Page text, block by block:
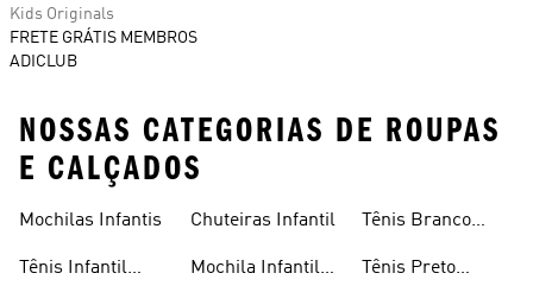
Kids Originals
FRETE GRÁTIS MEMBROS
ADICLUB
NOSSAS CATEGORIAS DE ROUPAS
E CALÇADOS
Mochilas Infantis
Tênis Infantil
Chuteiras Infantil
Mochila Infantil
Tênis Branco
Tênis Preto